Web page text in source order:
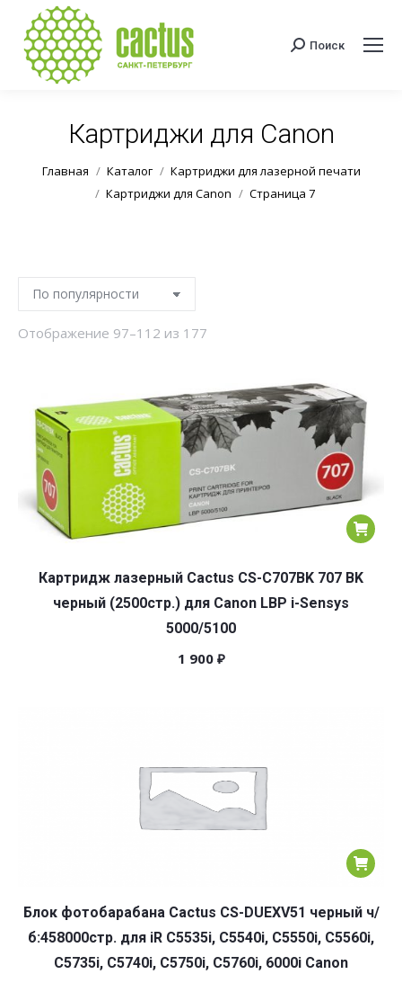
Поиск:
Поиск
Картриджи для Canon
Главная Каталог
Картриджи для лазерной печати
Картриджи для Canon
Страница 7
Отображение 97–112 из 177
популярности
Картридж лазерный Cactus CS-C707BK 707 BK
черный (2500стр.) для Canon LBP i-Sensys
5000/5100
1 900 ₽
Блок фотобарабана Cactus CS-DUEXV51 черный ч/
б:458000стр. для iR C5535i, C5540i, C5550i, C5560i,
C5735i, C5740i, C5750i, C5760i, 6000i Canon